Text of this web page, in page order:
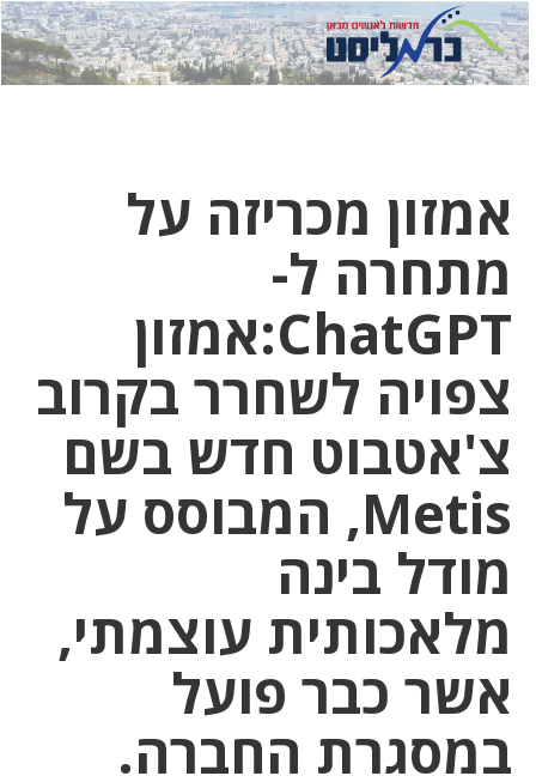
לחץ
כאן
לחץ
כדי
אמזון מכריזה על
מתחרה ל-
ChatGPT:אמזון
צפויה לשחרר בקרוב
צ'אטבוט חדש בשם
Metis, המבוסס על
מודל בינה
מלאכותית עוצמתי,
אשר כבר פועל
במסגרת החברה.